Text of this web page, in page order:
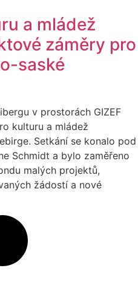
a mládež
záměry pro
saské
v prostorách GIZEF
kulturu a mládež
Setkání se konalo pod
Schmidt a bylo zaměřeno
malých projektů,
žádostí a nové